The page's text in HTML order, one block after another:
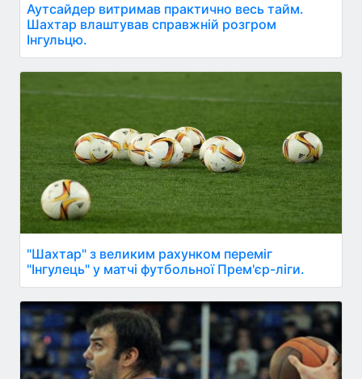
Аутсайдер витримав практично весь тайм.
Шахтар влаштував справжній розгром
Інгульцю.
"Шахтар" з великим рахунком переміг
"Інгулець" у матчі футбольної Прем'єр-ліги.